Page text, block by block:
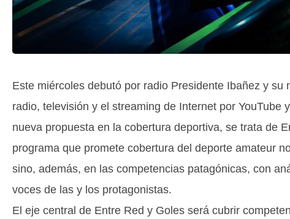
Este miércoles debutó por radio Presidente Ibañez y su
radio, televisión y el streaming de Internet por YouTube
nueva propuesta en la cobertura deportiva, se trata de
programa que promete cobertura del deporte amateur
sino, además, en las competencias patagónicas, con
voces de las y los protagonistas.
El eje central de Entre Red y Goles será cubrir